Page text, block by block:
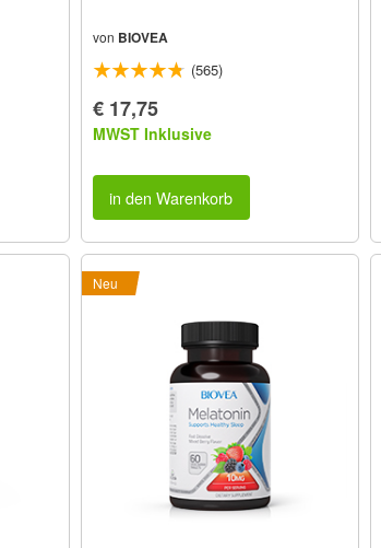
von BIOVEA
(565)
€ 17,75
MWST Inklusive
in den Warenkorb
Neu